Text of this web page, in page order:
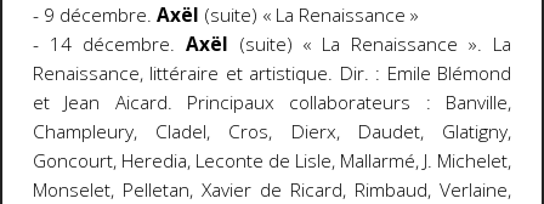
- 9 décembre. Axël (suite) « La Renaissance »
- 14 décembre. Axël (suite) « La Renaissance ». La
Renaissance, littéraire et artistique. Dir. : Emile Blémond
et Jean Aicard. Principaux collaborateurs : Banville,
Champleury, Cladel, Cros, Dierx, Daudet, Glatigny,
Goncourt, Heredia, Leconte de Lisle, Mallarmé, J. Michelet,
Monselet, Pelletan, Xavier de Ricard, Rimbaud, Verlaine,